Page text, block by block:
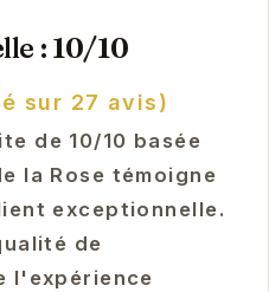
: 10/10
sur 27 avis)
de 10/10 basée
la Rose témoigne
exceptionnelle.
de
l'expérience